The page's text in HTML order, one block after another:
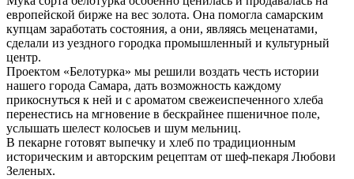
европейской бирже на вес золота. Она помогла самарским
купцам заработать состояния, а они, являясь меценатами,
сделали из уездного городка промышленный и культурный
центр.
Проектом «Белотурка» мы решили воздать честь истории
нашего города Самара, дать возможность каждому
прикоснуться к ней и с ароматом свежеиспеченного хлеба
перенестись на мгновение в бескрайнее пшеничное поле,
услышать шелест колосьев и шум мельниц.
В пекарне готовят выпечку и хлеб по традиционным
историческим и авторским рецептам от шеф-пекаря Любови
Зеленых.